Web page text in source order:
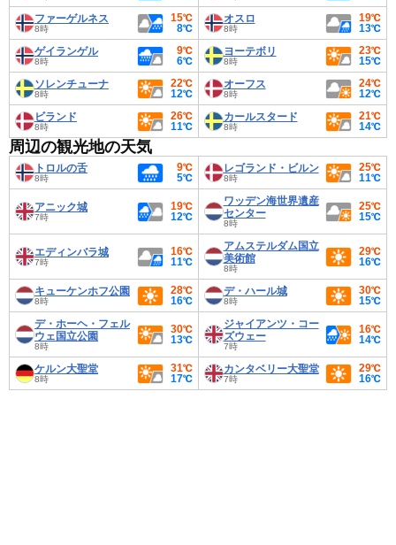
ファーゲルネス
8時
15℃
8℃
オスロ
8時
19℃
13℃
ゲイランゲル
8時
9℃
6℃
ヨーテボリ
8時
23℃
15℃
ソレンチューナ
8時
22℃
12℃
オーフス
8時
24℃
12℃
ビランド
8時
26℃
11℃
カールスタード
8時
21℃
14℃
周辺の観光地の天気
トロルの舌
8時
9℃
5℃
レゴランド・ビルン
8時
25℃
11℃
アニック城
7時
19℃
12℃
ワッデン海世界遺産
センター
8時
25℃
15℃
エディンバラ城
7時
16℃
11℃
アムステルダム国立
美術館
8時
29℃
16℃
キューケンホフ公園
8時
28℃
16℃
デ・ハール城
8時
30℃
15℃
デ・ホーヘ・フェル
ウェ国立公園
8時
30℃
13℃
ジャイアンツ・コー
ズウェー
7時
16℃
14℃
ケルン大聖堂
8時
31℃
17℃
カンタベリー大聖堂
7時
29℃
16℃